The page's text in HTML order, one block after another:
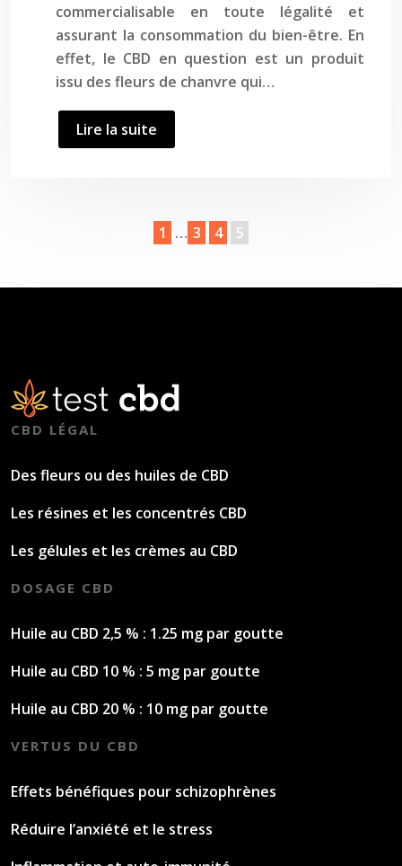
commercialisable en toute légalité et
assurant la consommation du bien-être. En
effet, le CBD en question est un produit
issu des fleurs de chanvre qui…
Lire la suite
1 … 3 4 5
CBD LÉGAL
Des fleurs ou des huiles de CBD
Les résines et les concentrés CBD
Les gélules et les crèmes au CBD
DOSAGE CBD
Huile au CBD 2,5 % : 1.25 mg par goutte
Huile au CBD 10 % : 5 mg par goutte
Huile au CBD 20 % : 10 mg par goutte
VERTUS DU CBD
Effets bénéfiques pour schizophrènes
Réduire l’anxiété et le stress